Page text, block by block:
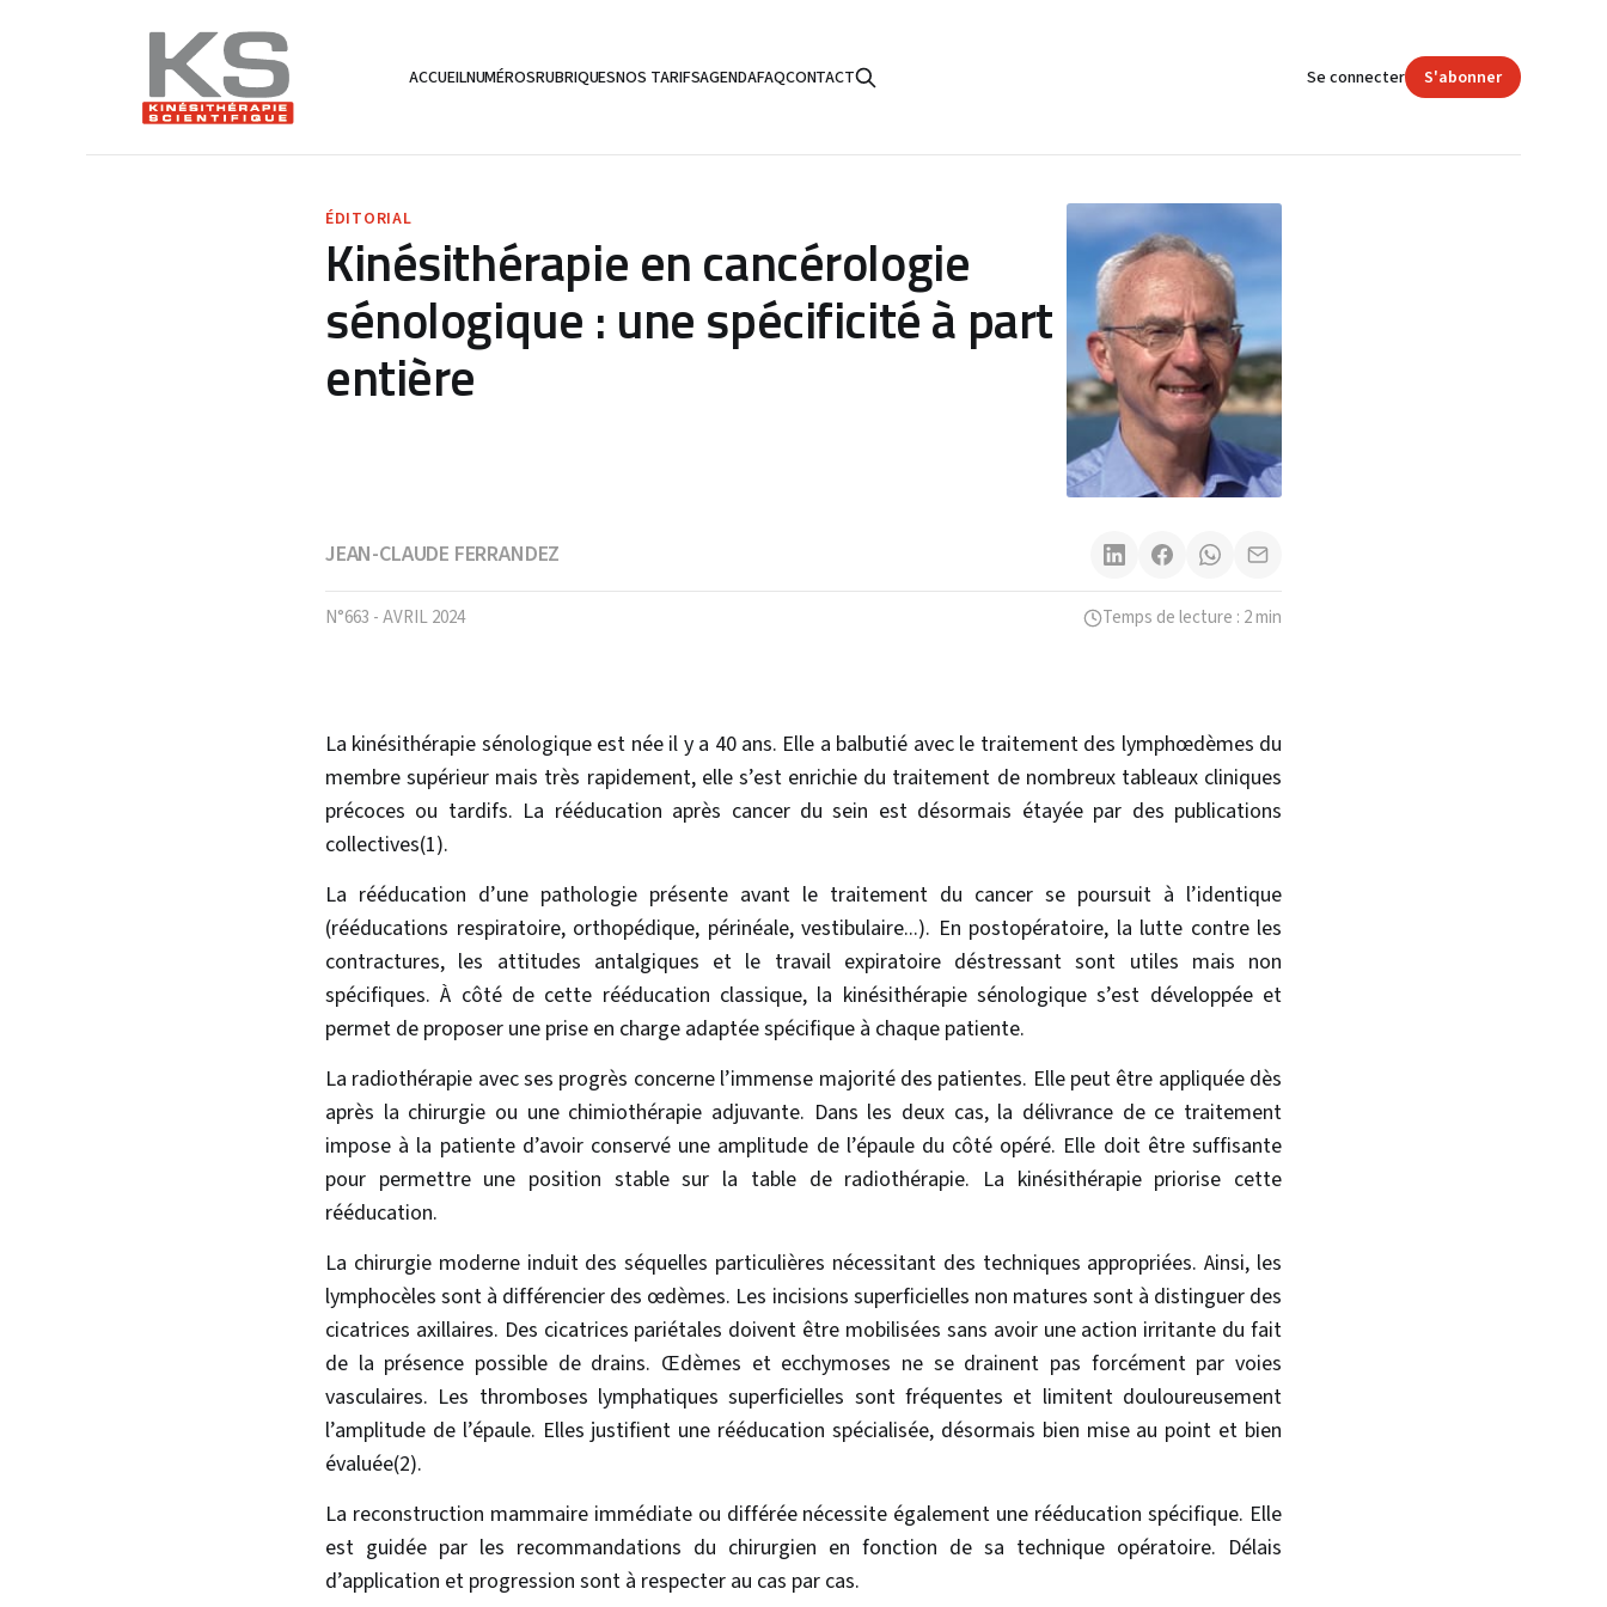
ACCUEILNUMÉROSRUBRIQUESNOS TARIFSAGENDAFAQCONTACT Se connecter S'abonner
ÉDITORIAL
Kinésithérapie en cancérologie
sénologique : une spécificité à part
entière
JEAN-CLAUDE FERRANDEZ
N°663 - AVRIL 2024 Temps de lecture : 2 min
La kinésithérapie sénologique est née il y a 40 ans. Elle a balbutié avec le traitement des lymphœdèmes du
membre supérieur mais très rapidement, elle s’est enrichie du traitement de nombreux tableaux cliniques
précoces ou tardifs. La rééducation après cancer du sein est désormais étayée par des publications
collectives(1).
La rééducation d’une pathologie présente avant le traitement du cancer se poursuit à l’identique
(rééducations respiratoire, orthopédique, périnéale, vestibulaire...). En postopératoire, la lutte contre les
contractures, les attitudes antalgiques et le travail expiratoire déstressant sont utiles mais non
spécifiques. À côté de cette rééducation classique, la kinésithérapie sénologique s’est développée et
permet de proposer une prise en charge adaptée spécifique à chaque patiente.
La radiothérapie avec ses progrès concerne l’immense majorité des patientes. Elle peut être appliquée dès
après la chirurgie ou une chimiothérapie adjuvante. Dans les deux cas, la délivrance de ce traitement
impose à la patiente d’avoir conservé une amplitude de l’épaule du côté opéré. Elle doit être suffisante
pour permettre une position stable sur la table de radiothérapie. La kinésithérapie priorise cette
rééducation.
La chirurgie moderne induit des séquelles particulières nécessitant des techniques appropriées. Ainsi, les
lymphocèles sont à différencier des œdèmes. Les incisions superficielles non matures sont à distinguer des
cicatrices axillaires. Des cicatrices pariétales doivent être mobilisées sans avoir une action irritante du fait
de la présence possible de drains. Œdèmes et ecchymoses ne se drainent pas forcément par voies
vasculaires. Les thromboses lymphatiques superficielles sont fréquentes et limitent douloureusement
l’amplitude de l’épaule. Elles justifient une rééducation spécialisée, désormais bien mise au point et bien
évaluée(2).
La reconstruction mammaire immédiate ou différée nécessite également une rééducation spécifique. Elle
est guidée par les recommandations du chirurgien en fonction de sa technique opératoire. Délais
d’application et progression sont à respecter au cas par cas.